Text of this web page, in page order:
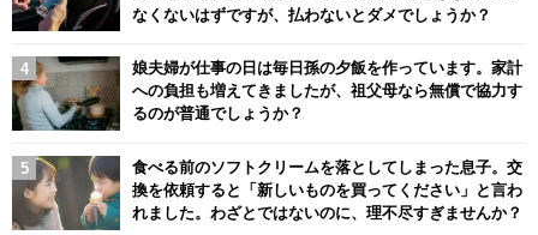
なくないはずですが、払わないとダメでしょうか？
娘夫婦が仕事の日は毎日孫の夕飯を作っています。家計
への負担も増えてきましたが、祖父母なら無償で協力す
るのが普通でしょうか？
食べる前のソフトクリームを落としてしまった息子。交
換を依頼すると「新しいものを買ってください」と言わ
れました。わざとではないのに、理不尽すぎませんか？